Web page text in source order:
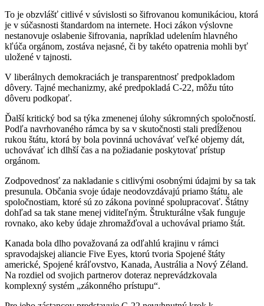
To je obzvlášť citlivé v súvislosti so šifrovanou komunikáciou, ktorá
je v súčasnosti štandardom na internete. Hoci zákon výslovne
nestanovuje oslabenie šifrovania, napríklad udelením hlavného
kľúča orgánom, zostáva nejasné, či by takéto opatrenia mohli byť
uložené v tajnosti.
V liberálnych demokraciách je transparentnosť predpokladom
dôvery. Tajné mechanizmy, aké predpokladá C-22, môžu túto
dôveru podkopať.
Ďalší kritický bod sa týka zmenenej úlohy súkromných spoločností.
Podľa navrhovaného rámca by sa v skutočnosti stali predĺženou
rukou štátu, ktorá by bola povinná uchovávať veľké objemy dát,
uchovávať ich dlhší čas a na požiadanie poskytovať prístup
orgánom.
Zodpovednosť za nakladanie s citlivými osobnými údajmi by sa tak
presunula. Občania svoje údaje neodovzdávajú priamo štátu, ale
spoločnostiam, ktoré sú zo zákona povinné spolupracovať. Štátny
dohľad sa tak stane menej viditeľným. Štrukturálne však funguje
rovnako, ako keby údaje zhromažďoval a uchovával priamo štát.
Kanada bola dlho považovaná za odľahlú krajinu v rámci
spravodajskej aliancie Five Eyes, ktorú tvoria Spojené štáty
americké, Spojené kráľovstvo, Kanada, Austrália a Nový Zéland.
Na rozdiel od svojich partnerov doteraz neprevádzkovala
komplexný systém „zákonného prístupu“.